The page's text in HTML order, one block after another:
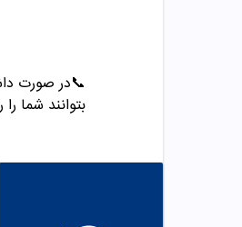
📞در صورت
بتوانند شما